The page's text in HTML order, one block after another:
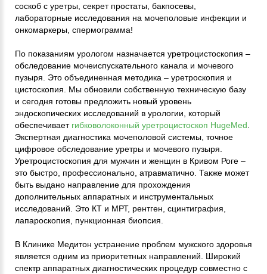
соскоб с уретры, секрет простаты, бакпосевы,
лабораторные исследования на мочеполовые инфекции и
онкомаркеры, спермограмма!
По показаниям урологом назначается уретроцистоскопия –
обследование мочеиспускательного канала и мочевого
пузыря. Это объединенная методика – уретроскопия и
цистоскопия. Мы обновили собственную техническую базу
и сегодня готовы предложить новый уровень
эндоскопических исследований в урологии, который
обеспечивает гибковолоконный уретроцистоскоп HugeMed
Экспертная диагностика мочеполовой системы, точное
цифровое обследование уретры и мочевого пузыря.
Уретроцистоскопия для мужчин и женщин в Кривом Роге –
это быстро, профессионально, атравматично. Также может
быть выдано направление для прохождения
дополнительных аппаратных и инструментальных
исследований. Это КТ и МРТ, рентген, сцинтиграфия,
лапароскопия, пункционная биопсия.
В Клинике Медитон устранение проблем мужского здоровья
является одним из приоритетных направлений. Широкий
спектр аппаратных диагностических процедур совместно с